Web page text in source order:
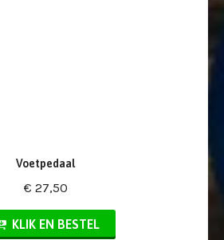
Voetpedaal
€ 27,50
KLIK EN BESTEL